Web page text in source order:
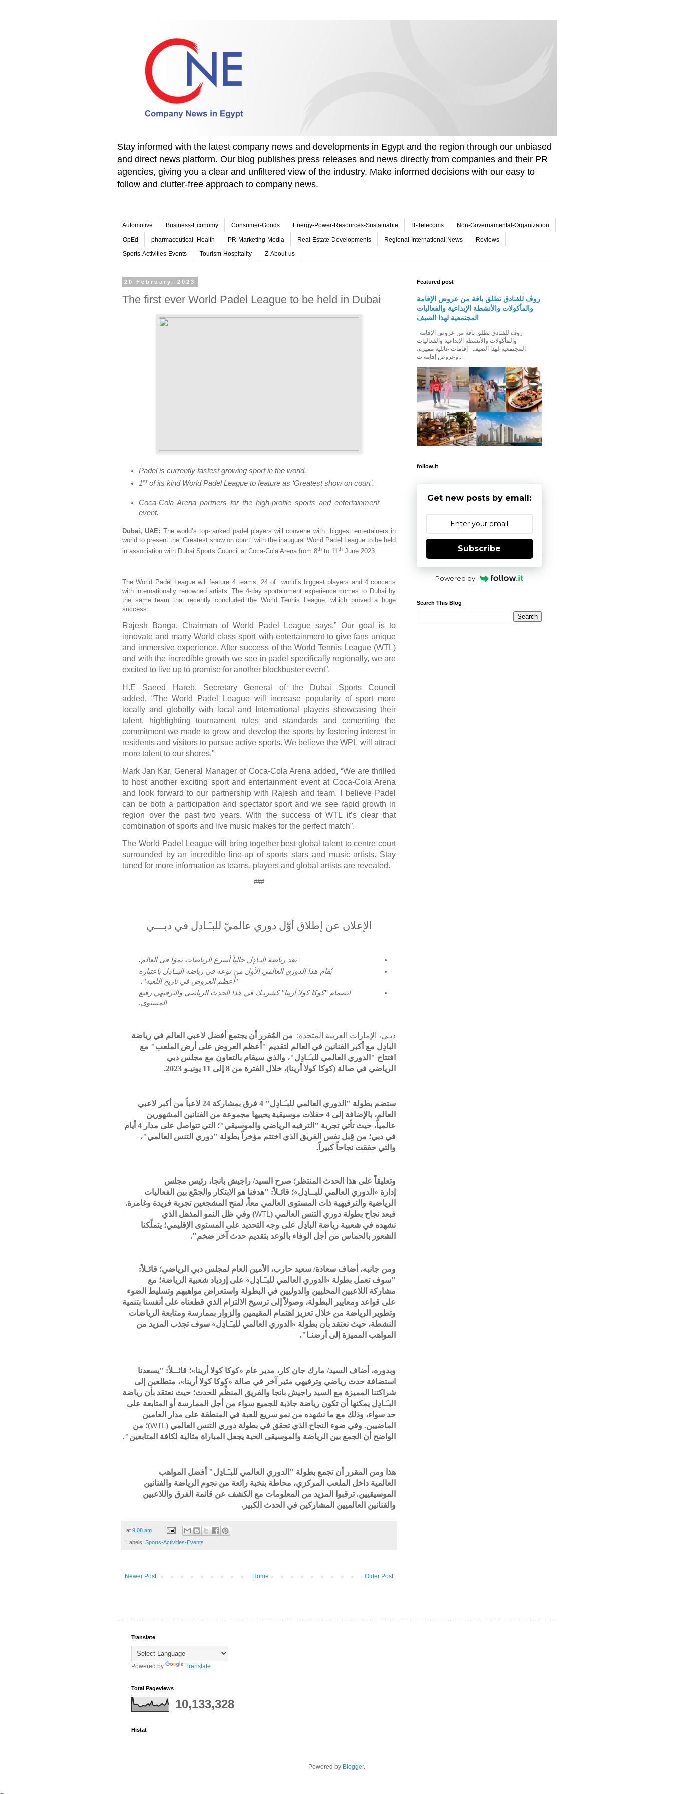
Stay informed with the latest company news and developments in Egypt and the region through our unbiased
and direct news platform. Our blog publishes press releases and news directly from companies and their PR
agencies, giving you a clear and unfiltered view of the industry. Make informed decisions with our easy to
follow and clutter-free approach to company news.
Automotive Business-Economy Consumer-Goods Energy-Power-Resources-Sustainable IT-Telecoms Non-Governamental-Organization
OpEd pharmaceutical- Health PR-Marketing-Media Real-Estate-Developments Regional-International-News Reviews
Sports-Activities-Events Tourism-Hospitality Z-About-us
20 February, 2023
The first ever World Padel League to be held in Dubai
Padelis currently fastest growing sport in the world.
1stof its kindWorldPadelLeague to feature as ‘Greatestshow on court’.
Coca-Cola Arena partners forthe high-profile sports and entertainment
event.
Dubai, UAE: The world’s top-ranked padel players will convene with biggest entertainers in
world to present the ‘Greatest show on court’ with the inaugural World Padel League to be held
in association with Dubai Sports Council at Coca-Cola Arena from 8th to 11 th June 2023.
The World Padel League will feature 4 teams, 24 of world’s biggest players and 4 concerts
with internationally renowned artists. The 4-day sportainment experience comes to Dubai by
the same team that recently concluded the World Tennis League, which proved a huge
success.
Rajesh Banga, Chairman of World Padel League says,” Our goal is to
innovate and marry World class sport with entertainment to give fans unique
and immersive experience. After success of the World Tennis League (WTL)
and with the incredible growth we see in padel specifically regionally, we are
excited to live up to promise for another blockbuster event”.
H.E Saeed Hareb, Secretary General of the Dubai Sports Council
added, “The World Padel League will increase popularity of sport more
locally and globally with local and International players showcasing their
talent, highlighting tournament rules and standards and cementing the
commitment we made to grow and develop the sports by fostering interest in
residents and visitors to pursue active sports. We believe the WPL will attract
more talent to our shores."
MarkJan Kar, General Manager of Coca-Cola Arena added, “We are thrilled
to host another exciting sport and entertainment event at Coca-Cola Arena
and look forward to our partnership with Rajesh and team. I believe Padel
can be both a participation and spectator sport and we see rapid growth in
region over the past two years. With the success of WTL it’s clear that
combination of sports and live music makes for the perfect match”.
The World Padel League will bring together best global talent to centre court
surrounded by an incredible line-up of sports stars and music artists. Stay
tuned for more information as teams, players and global artists are revealed.
###
الإعلان عن إطلاق أوَّل دوري عالميّ للبـَـادِل في دبـــي
تعد رياضة البـادل حالياًأسرع الرياضات نموًا في العالم.
يُقام هذا الدوري العالمي الأول من نوعه في رياضة البــادل باعتباره
"أعظمالعروض في تاريخ اللعبة".
انضمام"كوكا كولا أرينا"كشريـك في هذا الحدث الرياضي والترفيهي رفيع
المستوى.
دبـي، الإمارات العربية المتحدة: من المقرر أن يجتمع أفضل لاعبي العالم في رياضة
البادِل مع أكبر الفنانين في العالم لتقديم "أعظم العروض على أرض الملعب" مع
افتتاح " الدوري العالمي للبـَـادِل"، والذي سيقام بالتعاون مع مجلس دبي
الرياضي في صالة (كوكا كولا أرينا)، خلال الفترة من 8 إلى 11 يوني ـو 2023.
ستضم بطولة " الدوري العالمي للبـَـادِل" 4 فرق بمشاركة لاعباً من أكبر لاعبي
العالم، بالإضافة إلى 4 حفلات موسيقية
يحييها مجموعة من الفنانين المشهورين
عالمياً، حيث تأتي تجربة " الترفيه الرياضي و الموسيقي"؛ التي تتواصل على مدار 4 أي
ام
في دبي؛ من قبل نفس الفريق الذي اختتم مؤخراً بطولة "دوري التنس العالمي"،
والتي حققت نجاحاً كبيراً .
وتعليقاً على هذا الحدث المنتظر؛ صرح السيد/ راجيش بانجا، رئيس مجلس
إدارة « الدوري العالمي للبــادِل»؛ قائـلاً: "هدفنا هو الابتكار والجمع بين الفعاليات
الرياضية والترفيهية ذات المستوى العالمي معاً، لمنح المشجعين تجربة فريدة وغامرة.
فبعد نجاح بطولة دوري التنس العالمي ( WTL
) وفي ظل النمو المذهل الذي
نشهده في شعبية رياضة البادِل على وجه التحديد على المستوى الإقليمي؛ يتملّكنا
الشعور بالحماس من أجل الوفاء بالوعد بتقديم حدث آخر ضخم".
ومن جانبه، أضاف سعادة/ سعيد حارب، الأمين العام لمجلس دبي الرياضي؛ قائـلاً:
"سوف تعمل بطولة « الدوري العالمي للبـَـادِل» على إزدياد شعبية الرياضة؛ مع
مشاركة اللاعبين المحليين والدوليين في البطولة واستعراض مواهبهم وتسليط ا لضوء
على قواعد ومعايير البطولة، وصولاً إلىترسيخ الالتزام الذي قطعناه على أنفسنا بتنمية
وتطوير الرياضة من خلال تعزيز اهتمام المقيمين والزوار بممارسة ومتابعة الرياضات
النشطة، حيث نعتقد بأن بطولة « الدوري العالمي للبـَـادِل» سوف تجذب المزيد من
المواهب المميزة إلى أرضنـا".
وبدوره، أضاف السيد/ مارك جان كار، مدير عام «كوكا كولا أرينا»؛ قائــلاً: "يسعدنا
استضافة حدث رياضي وترفيهي مثير آخر في صالة «كوكا كولا أرينا»، متطلعين إلى
شراكتنا المميزة مع السيد راجيش بانجا و الفريق المنظم للحدث؛ حيث نعتقد بأن رياضة
البـَـادِل يمكنها أن تكون رياضة جاذبة للجميع سواء من أجل الممارسة أو المتابعة على
حد سواء، وذلك مع ما نشهده من نمو سريع للعبة في المنطقة على مدار العامين
الماضيين. وفي ضوء النجاح الذي تحقق في بطولة دوري التنس العالمي (WTL
)؛ من
الواضح أن الجمع بين الرياضة والموسيقى الحية يجعل المباراة مثالية لكافة المتابعين".
هذا ومن المقرر أن تجمع بطولة "الدوري العالمي للبـَـادِل"
أفضل المواهب
العالمية داخل الملعب المركزي، محاطة بنخبة رائعة من نجوم الرياضة والفنانين
الموسيقيين.ترقبوا المزيد من المعلومات مع الكشف عن قائمة الفرق واللاعبين
والفنانين العالميين المشاركين في الحدث الكبير .
at 9:08 am
Labels: Sports-Activities-Events
Newer Post Older Post
Home
Featured post
روڤ للفنادق تطلق باقة من عروض الإقامة
والمأكولات والأنشطة الإبداعية والفعاليات
المجتمعية لهذا الصيف
والمأكولات والأنشطة الإبداعية والفعاليات
المجتمعية لهذا الصيف إقامات عائلية مميزة،
وعروض إقامة ت...
follow.it
Get new posts by email:
Subscribe
Powered by
Search This Blog
Translate
Powered by Translate
Total Pageviews
10,133,328
Histat
Powered by Blogger.